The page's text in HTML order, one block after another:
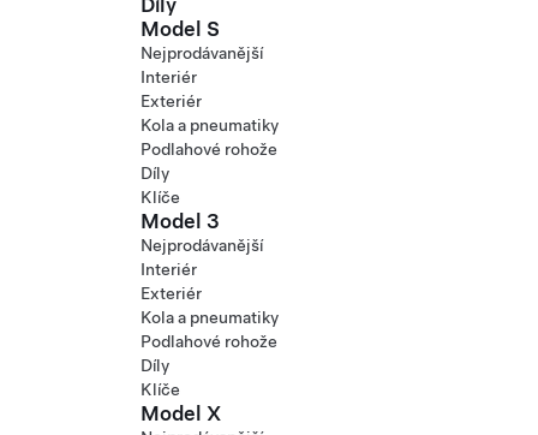
Díly
Model S
Nejprodávanější
Interiér
Exteriér
Kola a pneumatiky
Podlahové rohože
Díly
Klíče
Model 3
Nejprodávanější
Interiér
Exteriér
Kola a pneumatiky
Podlahové rohože
Díly
Klíče
Model X